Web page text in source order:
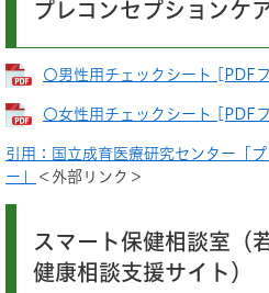
プレコンセプションケ
〇男性用チェックシート [PDF
〇女性用チェックシート [PDF
引用：国立成育医療研究センター「
ー」
＜外部リンク＞
スマート保健相談室（
健康相談支援サイト）